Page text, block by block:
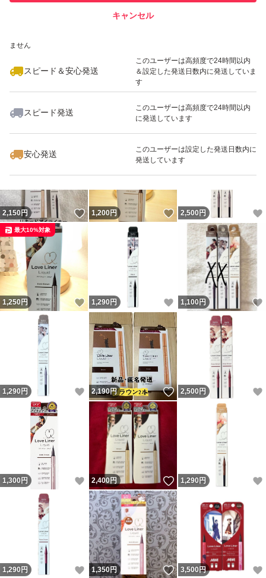
ません
スピード＆安心発送
このユーザーは高頻度で24時間以内
＆設定した発送日数内に発送していま
す
スピード発送
このユーザーは高頻度で24時間以内
に発送しています
安心発送
このユーザーは設定した発送日数内に
発送しています
キャンセル
いいね！
2,500
2,150円 いいね！
1,200円 いいね！
2,500 円
1,250 円 いいね！
最大10%対象
1,290 円 いいね！
1,100円
1,290 円 いいね！
2,190円 いいね！
2,500 円
1,300 円 いいね！
2,400円 いいね！
1,290 円
1,290 円 いいね！
1,350円 いいね！
3,500 円